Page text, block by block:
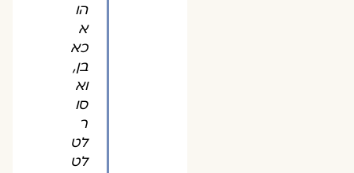
הו
א
כא
בן,
וא
סו
ר
לט
לט